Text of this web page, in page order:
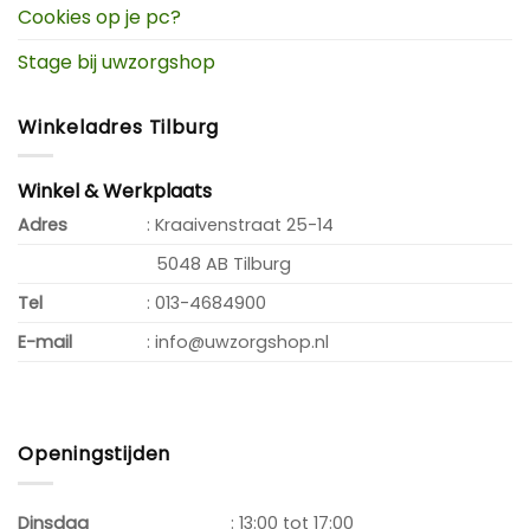
Cookies op je pc?
Stage bij uwzorgshop
Winkeladres Tilburg
Winkel & Werkplaats
Adres
: Kraaivenstraat 25-14
5048 AB Tilburg
Tel
: 013-4684900
E-mail
: info@uwzorgshop.nl
Openingstijden
Dinsdag
: 13:00 tot 17:00